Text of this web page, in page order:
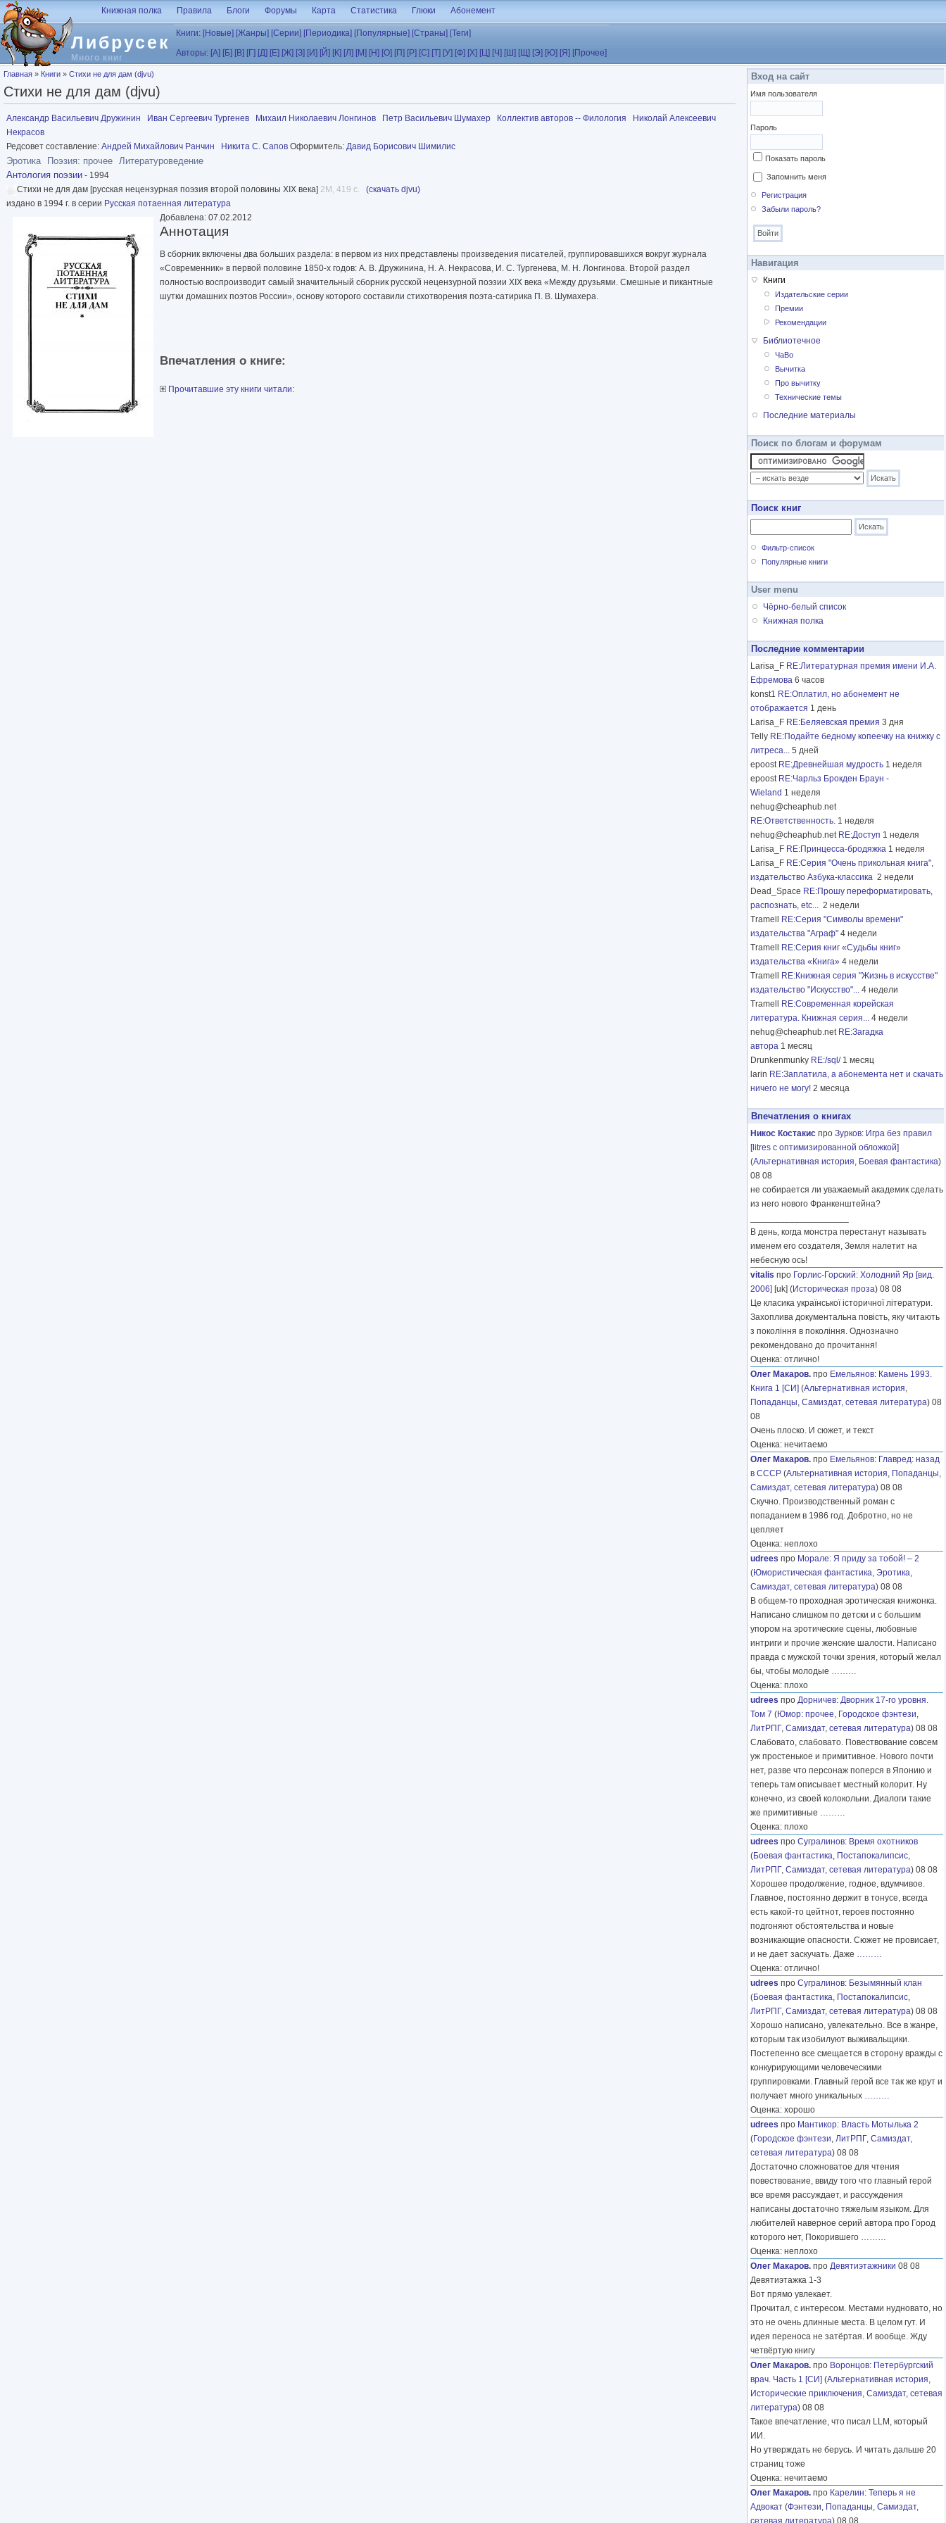
Перейти к основному содержанию
Либрусек
Много книг
Книжная полка Правила Блоги Форумы Карта Статистика Глюки Абонемент
Книги: [Новые] [Жанры] [Серии] [Периодика] [Популярные] [Страны] [Теги]
Авторы: [А] [Б] [В] [Г] [Д] [Е] [Ж] [З] [И] [Й] [К] [Л] [М] [Н] [О] [П] [Р] [С] [Т] [У] [Ф] [Х] [Ц] [Ч] [Ш] [Щ] [Э] [Ю] [Я] [Прочее]
Вы здесь
Главная » Книги » Стихи не для дам (djvu)
Стихи не для дам (djvu)
Александр Васильевич Дружинин Иван Сергеевич Тургенев Михаил Николаевич Лонгинов Петр Васильевич Шумахер Коллектив авторов -- Филология
Николай Алексеевич
Некрасов
Редсовет составление: Андрей Михайлович Ранчин Никита С. Сапов Оформитель: Давид Борисович Шимилис
Эротика Поэзия: прочее
Литературоведение
Антология поэзии - 1994
Стихи не для дам [русская нецензурная поэзия второй половины XIX века] 2M, 419 с.
(скачать djvu)
издано в 1994 г. в серии Русская потаенная литература
Добавлена: 07.02.2012
Аннотация
В сборник включены два больших раздела: в первом из них представлены произведения писателей, группировавшихся вокруг журнала
«Современник» в первой половине 1850-х годов: А. В. Дружинина, Н. А. Некрасова, И. С. Тургенева, М. Н. Лонгинова. Второй раздел
полностью воспроизводит самый значительный сборник русской нецензурной поэзии XIX века «Между друзьями. Смешные и пикантные
шутки домашних поэтов России», основу которого составили стихотворения поэта-сатирика П. В. Шумахера.
Впечатления о книге:
Прочитавшие эту книги читали:
Вход на сайт
Имя пользователя
Пароль
Показать пароль
Запомнить меня
Регистрация
Забыли пароль?
Навигация
Книги
Издательские серии
Премии
Рекомендации
Библиотечное
ЧаВо
Вычитка
Про вычитку
Технические темы
Последние материалы
Поиск по блогам и форумам
Поиск книг
Фильтр-список
Популярные книги
User menu
Чёрно-белый список
Книжная полка
Последние комментарии
Larisa_F RE:Литературная премия имени И.А.
Ефремова 6 часов
konst1 RE:Оплатил, но абонемент не
отображается 1 день
Larisa_F RE:Беляевская премия 3 дня
Telly RE:Подайте бедному копеечку на книжку с
литреса... 5 дней
epoost RE:Древнейшая мудрость 1 неделя
epoost RE:Чарльз Брокден Браун -
Wieland 1 неделя
nehug@cheaphub.net
RE:Ответственность. 1 неделя
nehug@cheaphub.net RE:Доступ 1 неделя
Larisa_F RE:Принцесса-бродяжка 1 неделя
Larisa_F RE:Серия "Очень прикольная книга",
издательство Азбука-классика 2 недели
Dead_Space RE:Прошу переформатировать,
распознать, etc... 2 недели
Tramell
RE:Серия "Символы времени"
издательства "Аграф" 4 недели
Tramell
RE:Серия книг «Судьбы книг»
издательства «Книга» 4 недели
Tramell
RE:Книжная серия "Жизнь в искусстве"
издательство "Искусство"... 4 недели
Tramell
RE:Современная корейская
литература. Книжная серия... 4 недели
nehug@cheaphub.net RE:Загадка
автора 1 месяц
Drunkenmunky RE:/sql/ 1 месяц
larin RE:Заплатила, а абонемента нет и скачать
ничего не могу! 2 месяца
Впечатления о книгах
Никос Костакис про Зурков: Игра без правил
[litres с оптимизированной обложкой]
(Альтернативная история, Боевая фантастика)
08 08
не собирается ли уважаемый академик сделать
из него нового Франкенштейна?
В день, когда монстра перестанут называть
именем его создателя, Земля налетит на
небесную ось!
vitalis про Горлис-Горский: Холодний Яр [вид.
2006] [uk] (Историческая проза) 08 08
Це класика української історичної літератури.
Захоплива документальна повість, яку читають
з покоління в покоління. Однозначно
рекомендовано до прочитання!
Оценка: отлично!
Олег Макаров. про Емельянов: Камень 1993.
Книга 1 [СИ] (Альтернативная история,
Попаданцы, Самиздат, сетевая литература) 08
08
Очень плоско. И сюжет, и текст
Оценка: нечитаемо
Олег Макаров. про Емельянов: Главред: назад
в СССР (Альтернативная история, Попаданцы,
Самиздат, сетевая литература) 08 08
Скучно. Производственный роман с
попаданием в 1986 год. Добротно, но не
цепляет
Оценка: неплохо
udrees про Морале: Я приду за тобой! – 2
(Юмористическая фантастика, Эротика,
Самиздат, сетевая литература) 08 08
В общем-то проходная эротическая книжонка.
Написано слишком по детски и с большим
упором на эротические сцены, любовные
интриги и прочие женские шалости. Написано
правда с мужской точки зрения, который желал
бы, чтобы молодые ………
Оценка: плохо
udrees про Дорничев: Дворник 17-го уровня.
Том 7 (Юмор: прочее, Городское фэнтези,
ЛитРПГ, Самиздат, сетевая литература) 08 08
Слабовато, слабовато. Повествование совсем
уж простенькое и примитивное. Нового почти
нет, разве что персонаж поперся в Японию и
теперь там описывает местный колорит. Ну
конечно, из своей колокольни. Диалоги такие
же примитивные ………
Оценка: плохо
udrees про Сугралинов: Время охотников
(Боевая фантастика, Постапокалипсис,
ЛитРПГ, Самиздат, сетевая литература) 08 08
Хорошее продолжение, годное, вдумчивое.
Главное, постоянно держит в тонусе, всегда
есть какой-то цейтнот, героев постоянно
подгоняют обстоятельства и новые
возникающие опасности. Сюжет не провисает,
и не дает заскучать. Даже ………
Оценка: отлично!
udrees про Сугралинов: Безымянный клан
(Боевая фантастика, Постапокалипсис,
ЛитРПГ, Самиздат, сетевая литература) 08 08
Хорошо написано, увлекательно. Все в жанре,
которым так изобилуют выживальщики.
Постепенно все смещается в сторону вражды с
конкурирующими человеческими
группировками. Главный герой все так же крут и
получает много уникальных ………
Оценка: хорошо
udrees про Мантикор: Власть Мотылька 2
(Городское фэнтези, ЛитРПГ, Самиздат,
сетевая литература) 08 08
Достаточно сложноватое для чтения
повествование, ввиду того что главный герой
все время рассуждает, и рассуждения
написаны достаточно тяжелым языком. Для
любителей наверное серий автора про Город
которого нет, Покорившего ………
Оценка: неплохо
Олег Макаров. про Девятиэтажники 08 08
Девятиэтажка 1-3
Вот прямо увлекает.
Прочитал, с интересом. Местами нудновато, но
это не очень длинные места. В целом гут. И
идея переноса не затёртая. И вообще. Жду
четвёртую книгу
Олег Макаров. про Воронцов: Петербургский
врач. Часть 1 [СИ] (Альтернативная история,
Исторические приключения, Самиздат, сетевая
литература) 08 08
Такое впечатление, что писал LLM, который
ИИ.
Но утверждать не берусь. И читать дальше 20
страниц тоже
Оценка: нечитаемо
Олег Макаров. про Карелин: Теперь я не
Адвокат (Фэнтези, Попаданцы, Самиздат,